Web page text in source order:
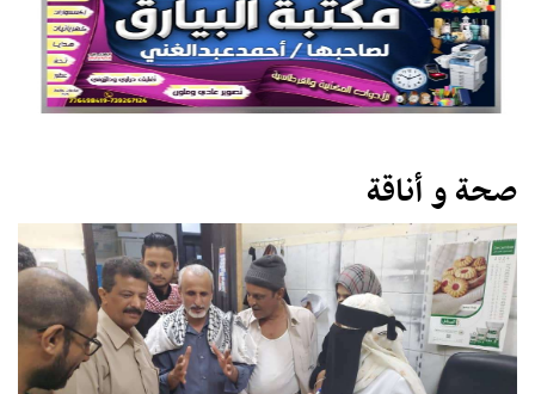
صحة و أناقة